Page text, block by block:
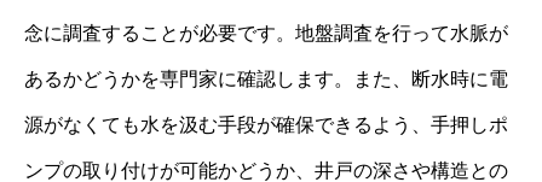
念に調査することが必要です。地盤調査を行って水脈が
あるかどうかを専門家に確認します。また、断水時に電
源がなくても水を汲む手段が確保できるよう、手押しポ
ンプの取り付けが可能かどうか、井戸の深さや構造との